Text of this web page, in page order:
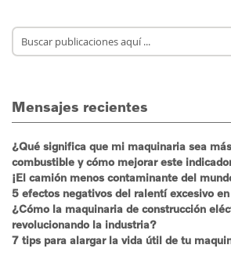
Mensajes recientes
¿Qué significa que mi maquinaria sea
combustible y cómo mejorar este
¡El camión menos contaminante del
5 efectos negativos del ralentí excesivo
¿Cómo la maquinaria de construcción
revolucionando la industria?
7 tips para alargar la vida útil de tu